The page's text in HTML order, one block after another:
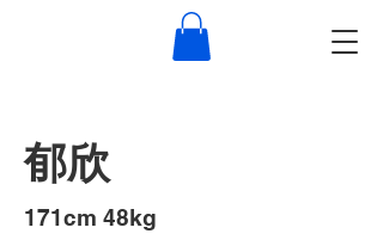
郁欣
​171cm 48kg